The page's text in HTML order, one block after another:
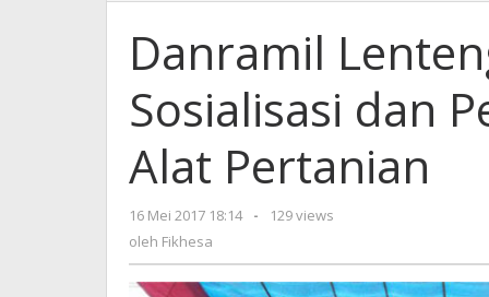
Kawal
dan
Danramil
Sosialisasi dan
Alat Pertanian
16 Mei 2017 18:14
oleh
-
129 views
oleh Fikhesa